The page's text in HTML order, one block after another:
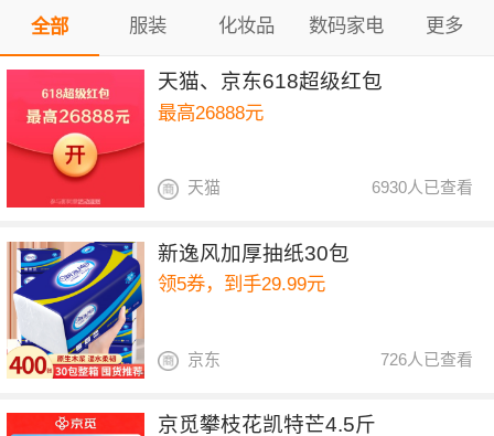
全部 服装 化妆品 数码家电 更多
天猫、京东618超级红包
最高26888元
6930人已查看
天猫
新逸风加厚抽纸30包
领5券，到手29.99元
726人已查看
京东
京觅攀枝花凯特芒4.5斤